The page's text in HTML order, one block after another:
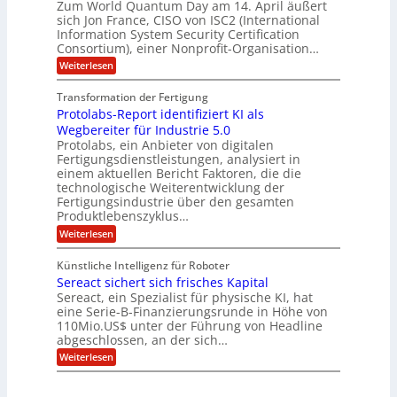
-
D
o
l
l
a
r
A
u
n
d
L
a
t
e
i
n
a
m
e
r
i
k
a
s
t
o
m
e
r
O
ff
c
e
o
m
p
e
t
e
n
z
n
t
r
u
m
f
ü
r
3
D
-
D
r
u
c
k
g
s
d
ä
m
p
e
f
ü
r
d
e
n
M
a
s
c
h
n
e
n
-
u
n
d
A
n
Zum World Quantum Day am 14. April äußert
sich Jon France, CISO von ISC2 (International
Information System Security Certification
Consortium), einer Nonprofit-Organisation…
Weiterlesen:
P
s
t
q
u
a
n
t
e
n
k
r
y
p
t
o
g
r
a
f
i
e
:
f
Transformation der Fertigung
Protolabs-Report identifiziert KI als
Wegbereiter für Industrie 5.0
Protolabs, ein Anbieter von digitalen
Fertigungsdienstleistungen, analysiert in
einem aktuellen Bericht Faktoren, die die
technologische Weiterentwicklung der
Fertigungsindustrie über den gesamten
Produktlebenszyklus…
Weiterlesen:
P
o
t
o
l
a
b
s
-
R
Künstliche Intelligenz für Roboter
Sereact sichert sich frisches Kapital
Sereact, ein Spezialist für physische KI, hat
eine Serie-B-Finanzierungsrunde in Höhe von
110Mio.US$ unter der Führung von Headline
abgeschlossen, an der sich…
Weiterlesen:
S